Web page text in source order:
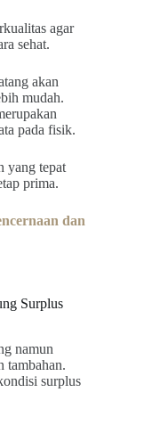
agar
sehat.
akan
mudah.
pada fisik.
yang tepat
prima.
dan
Surplus
namun
tambahan.
surplus